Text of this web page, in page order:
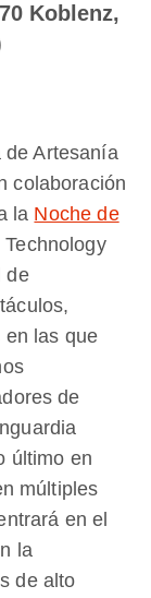
Koblenz,
de Artesanía
colaboración
la Noche de
de
en las que
de
último en
múltiples
en el
la
de alto